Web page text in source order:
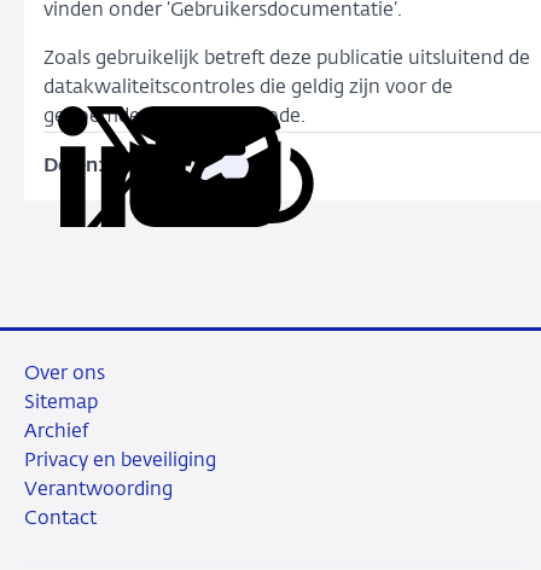
vinden onder ‘Gebruikersdocumentatie’.
Zoals gebruikelijk betreft deze publicatie uitsluitend de
datakwaliteitscontroles die geldig zijn voor de
genoemde referentieperiode.
Delen:
Deel
via
DeelDeelKopieer
Over ons
Sitemap
Archief
Privacy en beveiliging
Verantwoording
Contact